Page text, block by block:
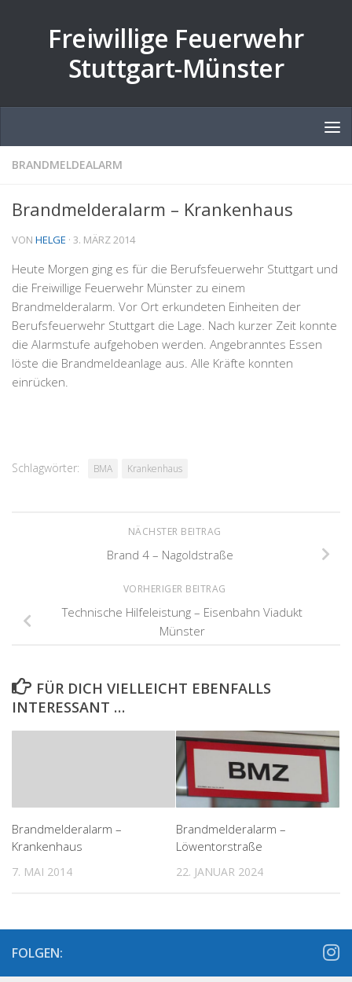
Freiwillige Feuerwehr
Stuttgart-Münster
BRANDMELDEALARM
Brandmelderalarm – Krankenhaus
VON HELGE · 3. MÄRZ 2014
Heute Morgen ging es für die Berufsfeuerwehr Stuttgart und
die Freiwillige Feuerwehr Münster zu einem
Brandmelderalarm. Vor Ort erkundeten Einheiten der
Berufsfeuerwehr Stuttgart die Lage. Nach kurzer Zeit konnte
die Alarmstufe aufgehoben werden. Angebranntes Essen
löste die Brandmeldeanlage aus. Alle Kräfte konnten
einrücken.
Schlagwörter: BMA Krankenhaus
NÄCHSTER BEITRAG
Brand 4 – Nagoldstraße
VORHERIGER BEITRAG
Technische Hilfeleistung – Eisenbahn Viadukt
Münster
FÜR DICH VIELLEICHT EBENFALLS
INTERESSANT …
Brandmelderalarm –
Krankenhaus
7. MAI 2014
Brandmelderalarm –
Löwentorstraße
22. JANUAR 2024
FOLGEN: